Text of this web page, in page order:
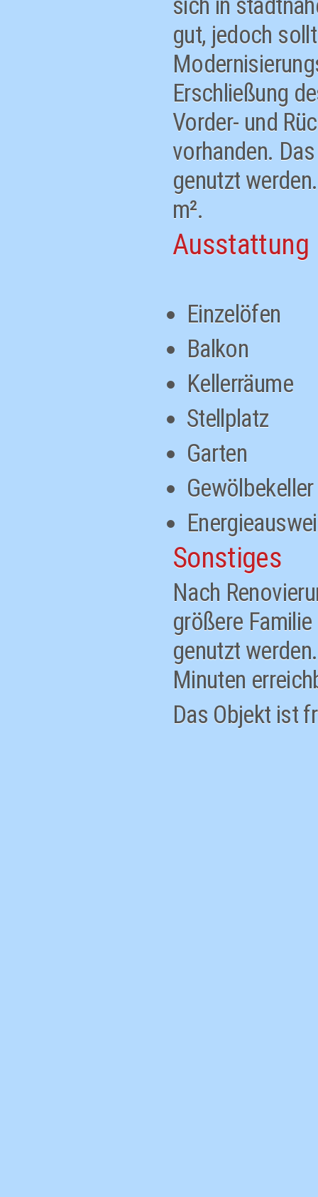
sich in
gut, jedoch
Erschließung
Vorder- und
vorhanden.
genutzt
m².
Ausstattung
Einzelöfen
Balkon
Kellerräume
Stellplatz
Garten
Gewölbekeller
Sonstiges
Nach
größere
genutzt
Minuten
Das Objekt ist